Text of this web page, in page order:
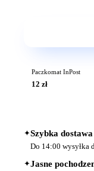
Paczkomat InPost
12 zł
✦Szybka dostawa
Do 14:00 wysyłka
✦Jasne